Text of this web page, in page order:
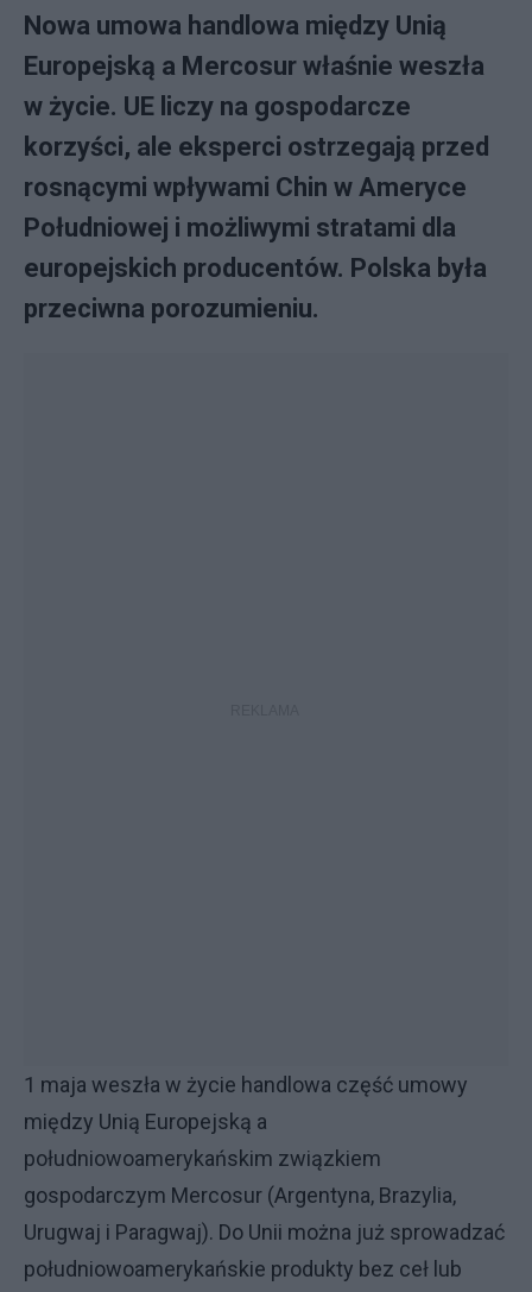
Nowa umowa handlowa między Unią
Europejską a Mercosur właśnie weszła
w życie. UE liczy na gospodarcze
korzyści, ale eksperci ostrzegają przed
rosnącymi wpływami Chin w Ameryce
Południowej i możliwymi stratami dla
europejskich producentów. Polska była
przeciwna porozumieniu.
1 maja weszła w życie handlowa część umowy
między Unią Europejską a
południowoamerykańskim związkiem
gospodarczym Mercosur (Argentyna, Brazylia,
Urugwaj i Paragwaj). Do Unii można już sprowadzać
południowoamerykańskie produkty bez ceł lub